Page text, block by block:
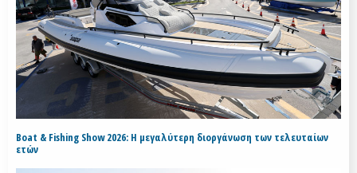
Boat & Fishing Show 2026: Η μεγαλύτερη διοργάνωση των τελευταίων
ετών